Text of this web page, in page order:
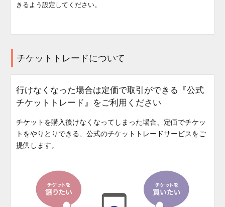
きるよう設定してください。
チケットトレードについて
行けなくなった場合は定価で取引ができる『公式
チケットトレード』をご利用ください
チケットを購入後けなくなってしまった場合、定価でチケッ
トをやりとりできる、公式のチケットトレードサービスをご
提供します。